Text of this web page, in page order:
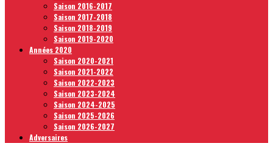
Saison 2016-2017
Saison 2017-2018
Saison 2018-2019
Saison 2019-2020
Années 2020
Saison 2020-2021
Saison 2021-2022
Saison 2022-2023
Saison 2023-2024
Saison 2024-2025
Saison 2025-2026
Saison 2026-2027
Adversaires